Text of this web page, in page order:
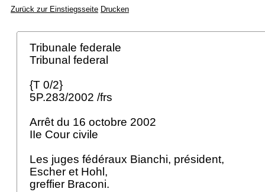
Zurück zur Einstiegsseite Drucken
Tribunale federale
Tribunal federal
{T 0/2}
5P.283/2002 /frs
Arrêt du 16 octobre 2002
IIe Cour civile
Les juges fédéraux Bianchi, président,
Escher et Hohl,
greffier Braconi.